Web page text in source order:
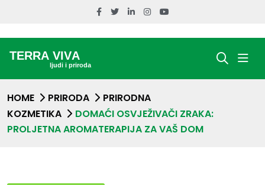
HOME PRIRODA
PRIRODNA
KOZMETIKA
DOMAĆI OSVJEŽIVAČI ZRAKA:
PROLJETNA AROMATERAPIJA ZA VAŠ DOM